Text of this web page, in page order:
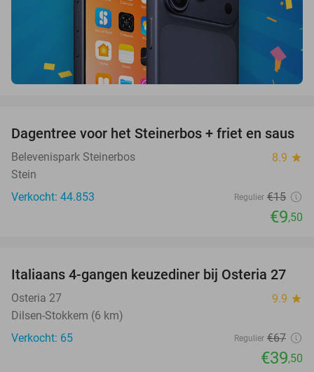
37%
Dagentree voor het Steinerbos + friet en saus
Belevenispark Steinerbos 8.9 star
Stein
Verkocht: 44.853
Regulier €15
€9,50
41%
Italiaans 4-gangen keuzediner bij Osteria 27
Osteria 27 9.9 star
Dilsen-Stokkem (6 km)
Verkocht: 65
Regulier €67
€39,50